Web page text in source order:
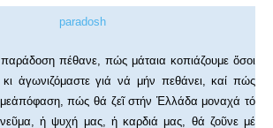
πέθανε, πώς μάταια κοπιάζουμε ὅσοι
κι ἀγωνιζόμαστε γιά νά μήν πεθάνει, καί πώς
πώς θά ζεῖ στήν Ἑλλάδα μοναχά τό
ἡ ψυχή μας, ἡ καρδιά μας, θά ζοῦνε μέ